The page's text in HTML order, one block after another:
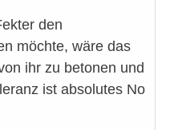
den
möchte, wäre das
ihr zu betonen und
ist absolutes No